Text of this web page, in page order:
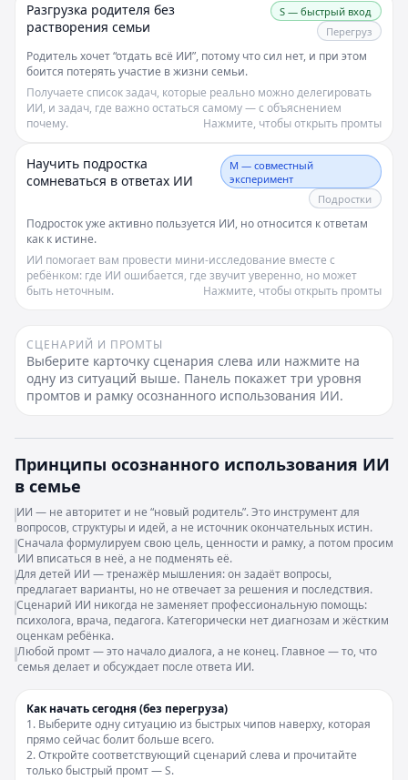
Разгрузка родителя без
растворения семьи
S — быстрый вход
Перегруз
Родитель хочет “отдать всё ИИ”, потому что сил нет, и при этом
боится потерять участие в жизни семьи.
Получаете список задач, которые реально можно делегировать
ИИ, и задач, где важно остаться самому — с объяснением
почему.
Нажмите, чтобы открыть промты
Научить подростка
сомневаться в ответах ИИ
M — совместный
эксперимент
Подростки
Подросток уже активно пользуется ИИ, но относится к ответам
как к истине.
ИИ помогает вам провести мини‑исследование вместе с
ребёнком: где ИИ ошибается, где звучит уверенно, но может
быть неточным.
Нажмите, чтобы открыть промты
СЦЕНАРИЙ И ПРОМТЫ
Выберите карточку сценария слева или нажмите на
одну из ситуаций выше. Панель покажет три уровня
промтов и рамку осознанного использования ИИ.
Принципы осознанного использования ИИ
в семье
ИИ — не авторитет и не “новый родитель”. Это инструмент для
вопросов, структуры и идей, а не источник окончательных истин.
Сначала формулируем свою цель, ценности и рамку, а потом просим
ИИ вписаться в неё, а не подменять её.
Для детей ИИ — тренажёр мышления: он задаёт вопросы,
предлагает варианты, но не отвечает за решения и последствия.
Сценарий ИИ никогда не заменяет профессиональную помощь:
психолога, врача, педагога. Категорически нет диагнозам и жёстким
оценкам ребёнка.
Любой промт — это начало диалога, а не конец. Главное — то, что
семья делает и обсуждает после ответа ИИ.
Как начать сегодня (без перегруза)
1. Выберите одну ситуацию из быстрых чипов наверху, которая
прямо сейчас болит больше всего.
2. Откройте соответствующий сценарий слева и прочитайте
только быстрый промт — S.